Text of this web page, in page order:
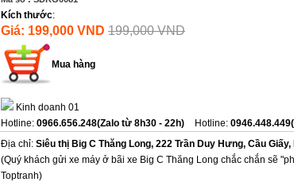
Kích thước:
Giá: 199,000 VND 199,000 VND
Mua hàng
Kinh doanh 01
Hotline: 0966.656.248(Zalo từ 8h30 - 22h) Hotline:
Địa chỉ: Siêu thị Big C Thăng Long, 222 Trần Duy Hưng, Cầu Giấy,
(Quý khách gửi xe máy ở bãi xe Big C Thăng Long chắc chắn sẽ
Toptranh)